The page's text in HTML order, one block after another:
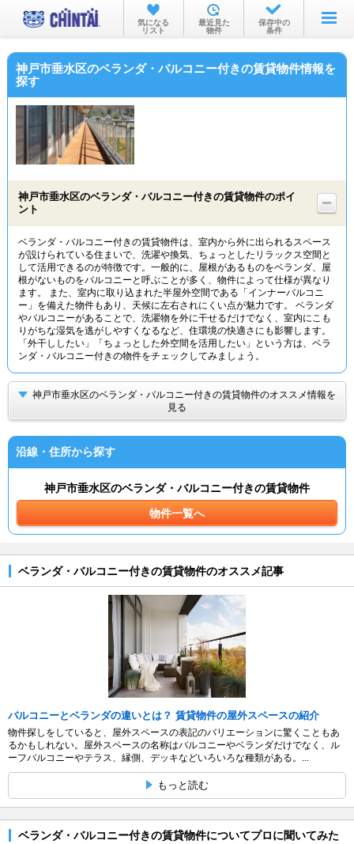
お部屋を探す
沿線・駅から
不動産会社から
気になる
リスト
最近見た
物件
保存中の
条件
神戸市垂水区のベランダ・バルコニー付きの賃貸物件情報を
探す
神戸市垂水区のベランダ・バルコニー付きの賃貸物件のポイ
ント
ベランダ・バルコニー付きの賃貸物件は、室内から外に出られるスペース
が設けられている住まいで、洗濯や換気、ちょっとしたリラックス空間と
して活用できるのが特徴です。一般的に、屋根があるものをベランダ、屋
根がないものをバルコニーと呼ぶことが多く、物件によって仕様が異なり
ます。 また、室内に取り込まれた半屋外空間である「インナーバルコニ
ー」を備えた物件もあり、天候に左右されにくい点が魅力です。 ベランダ
やバルコニーがあることで、洗濯物を外に干せるだけでなく、室内にこも
りがちな湿気を逃がしやすくなるなど、住環境の快適さにも影響します。
「外干ししたい」「ちょっとした外空間を活用したい」という方は、ベラ
ンダ・バルコニー付きの物件をチェックしてみましょう。
神戸市垂水区のベランダ・バルコニー付きの賃貸物件のオススメ情報を
見る
沿線・住所から探す
神戸市垂水区のベランダ・バルコニー付きの賃貸物件
物件一覧へ
ベランダ・バルコニー付きの賃貸物件のオススメ記事
バルコニーとベランダの違いとは？ 賃貸物件の屋外スペースの紹介
物件探しをしていると、屋外スペースの表記のバリエーションに驚くこともあ
るかもしれない。屋外スペースの名称はバルコニーやベランダだけでなく、ル
ーフバルコニーやテラス、縁側、デッキなどいろいろな種類がある。...
もっと読む
ベランダ・バルコニー付きの賃貸物件についてプロに聞いてみた